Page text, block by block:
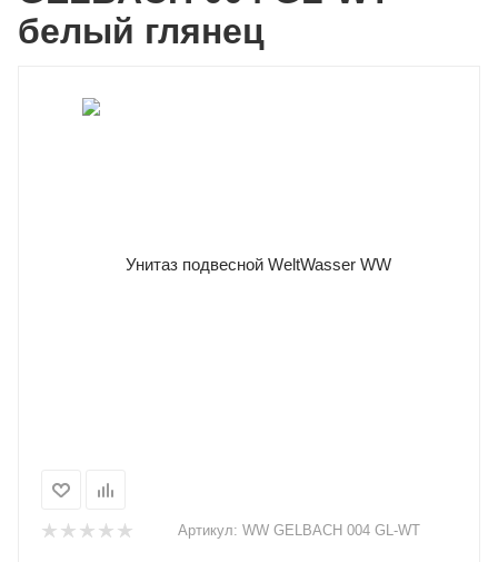
белый глянец
Артикул: WW GELBACH 004 GL-WT